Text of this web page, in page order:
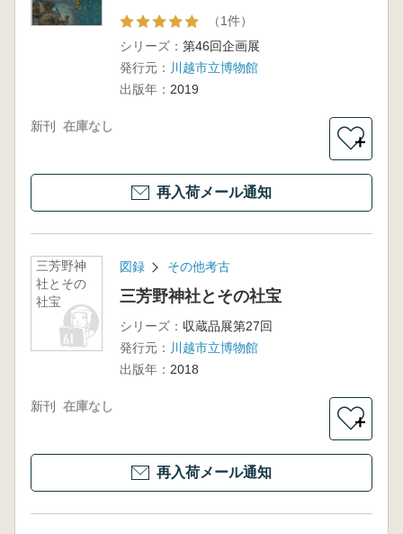
（1件）
シリーズ： 第46回企画展
発行元： 川越市立博物館
出版年： 2019
新刊 在庫なし
＋
再入荷メール通知
三芳野神
社とその
社宝
図録 その他考古
三芳野神社とその社宝
シリーズ： 収蔵品展第27回
発行元： 川越市立博物館
出版年： 2018
新刊 在庫なし
＋
再入荷メール通知